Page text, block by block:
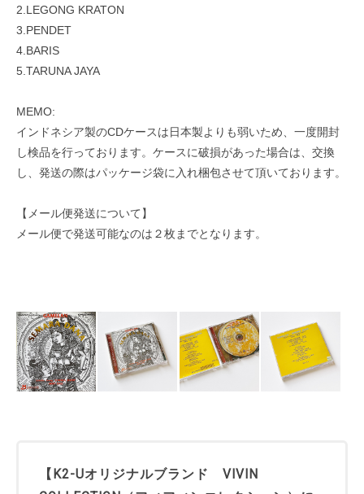
2.LEGONG KRATON
3.PENDET
4.BARIS
5.TARUNA JAYA
MEMO:
インドネシア製のCDケースは日本製よりも弱いため、一度開封
し検品を行っております。ケースに破損があった場合は、交換
し、発送の際はパッケージ袋に入れ梱包させて頂いております。
【メール便発送について】
メール便で発送可能なのは２枚までとなります。
【K2-Uオリジナルブランド VIVIN